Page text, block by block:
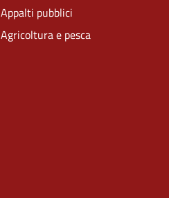
Appalti pubblici
Agricoltura e pesca